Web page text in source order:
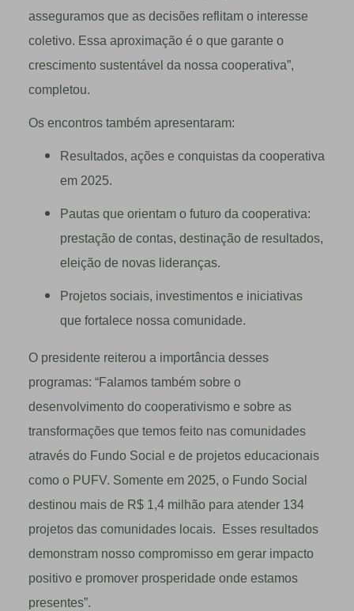
asseguramos que as decisões reflitam o interesse
coletivo. Essa aproximação é o que garante o
crescimento sustentável da nossa cooperativa”,
completou.
Os encontros também apresentaram:
Resultados, ações e conquistas da cooperativa
em 2025.
Pautas que orientam o futuro da cooperativa:
prestação de contas, destinação de resultados,
eleição de novas lideranças.
Projetos sociais, investimentos e iniciativas
que fortalece nossa comunidade.
O presidente reiterou a importância desses
programas: “Falamos também sobre o
desenvolvimento do cooperativismo e sobre as
transformações que temos feito nas comunidades
através do Fundo Social e de projetos educacionais
como o PUFV. Somente em 2025, o Fundo Social
destinou mais de R$ 1,4 milhão para atender 134
projetos das comunidades locais. Esses resultados
demonstram nosso compromisso em gerar impacto
positivo e promover prosperidade onde estamos
presentes”.